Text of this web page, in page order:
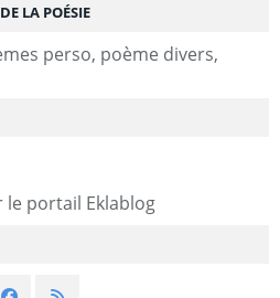
LA POÉSIE
perso, poème divers,
le portail Eklablog